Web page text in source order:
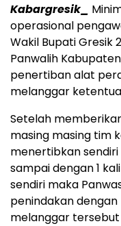
Kabargresik_
operasional
Wakil Bupati Gresik
Panwalih
penertiban alat
melanggar
Setelah
masing masing tim
menertibkan
sampai dengan 1
sendiri maka
penindakan dengan
melanggar